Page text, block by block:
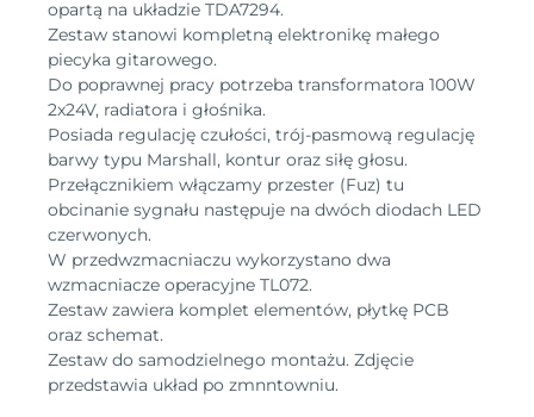
opartą na układzie TDA7294.
Zestaw stanowi kompletną elektronikę małego
piecyka gitarowego.
Do poprawnej pracy potrzeba transformatora 100W
2x24V, radiatora i głośnika.
Posiada regulację czułości, trój-pasmową regulację
barwy typu Marshall, kontur oraz siłę głosu.
Przełącznikiem włączamy przester (Fuz) tu
obcinanie sygnału następuje na dwóch diodach LED
czerwonych.
W przedwzmacniaczu wykorzystano dwa
wzmacniacze operacyjne TL072.
Zestaw zawiera komplet elementów, płytkę PCB
oraz schemat.
Zestaw do samodzielnego montażu. Zdjęcie
przedstawia układ po zmnntowniu.